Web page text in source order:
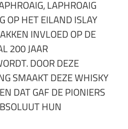
LAPHROAIG
OP HET EILAND ISLAY
INVLOED OP DE
200 JAAR
DOOR DEZE
SMAAKT DEZE WHISKY
DAT GAF DE PIONIERS
HUN